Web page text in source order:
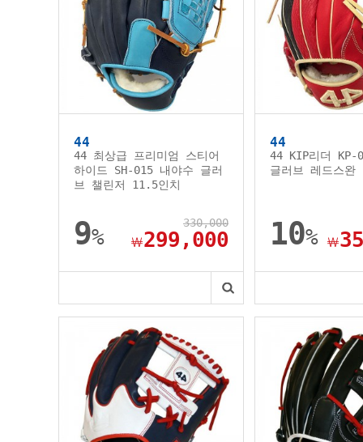
44
44 최상급 프리미엄 스티어
하이드 SH-015 내야수 글러
브 챌린저 11.5인치
9%
330,000
￦299,000
44
44 KIP리더 KP-
글러브 레드스완
10% ￦